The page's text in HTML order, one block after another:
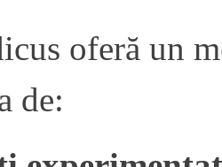
oferă un
de: